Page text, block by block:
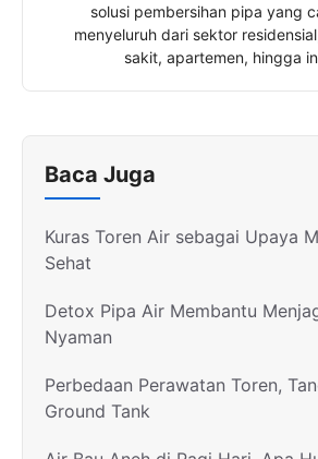
solusi pembersihan pipa yang
menyeluruh dari sektor
sakit, apartemen, hingga
Baca Juga
Kuras Toren Air sebagai Upaya
Sehat
Detox Pipa Air Membantu
Nyaman
Perbedaan Perawatan Toren,
Ground Tank